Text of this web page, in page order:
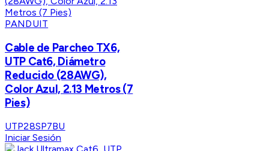
PANDUIT
Cable de Parcheo TX6,
UTP Cat6, Diámetro
Reducido (28AWG),
Color Azul, 2.13 Metros (7
Pies)
UTP28SP7BU
Iniciar Sesión